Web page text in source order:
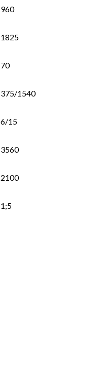
960
1825
70
375/1540
6/15
3560
2100
1;5